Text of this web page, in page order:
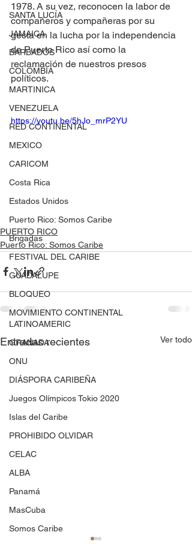
SANTA LUCÍA
JAMAICA
BARBADOS
COLOMBIA
MARTINICA
VENEZUELA
RED CONTINENTAL
MEXICO
CARICOM
Costa Rica
Estados Unidos
Puerto Rico: Somos Caribe
Brigadas
FESTIVAL DEL CARIBE
GUADALUPE
BLOQUEO
MOVIMIENTO CONTINENTAL
LATINOAMERIC
GRANADA
ONU
DIÁSPORA CARIBEÑA
Juegos Olímpicos Tokio 2020
Islas del Caribe
PROHIBIDO OLVIDAR
CELAC
ALBA
Panamá
MasCuba
Somos Caribe
1978. A su vez, reconocen la labor de
compañeros y compañeras por su
gesta en la lucha por la independencia
de Puerto Rico así como la
reclamación de nuestros presos
políticos.
https://youtu.be/5hJo_mrP2YU
PUERTO RICO
Puerto Rico: Somos Caribe
Entradas recientes Ver todo